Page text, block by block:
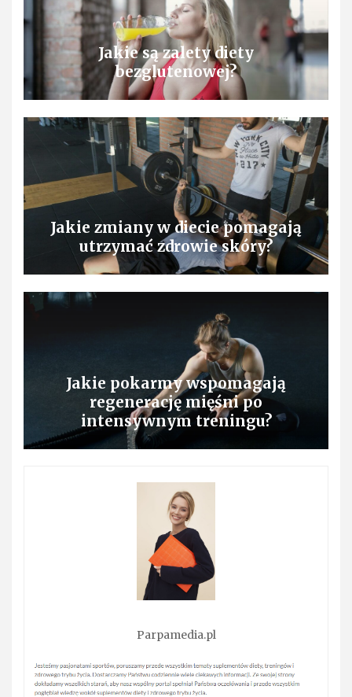
Jakie są zalety diety
bezglutenowej?
Jakie zmiany w diecie pomagają
utrzymać zdrowie skóry?
Jakie pokarmy wspomagają
regenerację mięśni po
intensywnym treningu?
Parpamedia.pl